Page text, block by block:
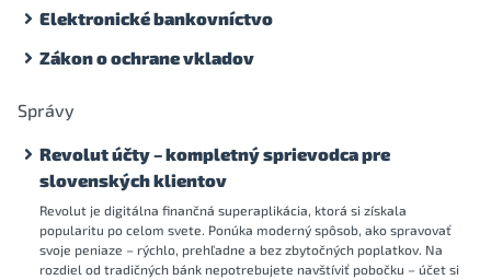
Elektronické bankovníctvo
Zákon o ochrane vkladov
Správy
Revolut účty – kompletný sprievodca pre
slovenských klientov
Revolut je digitálna finančná superaplikácia, ktorá si získala
popularitu po celom svete. Ponúka moderný spôsob, ako spravovať
svoje peniaze – rýchlo, prehľadne a bez zbytočných poplatkov. Na
rozdiel od tradičných bánk nepotrebujete navštíviť pobočku – účet si